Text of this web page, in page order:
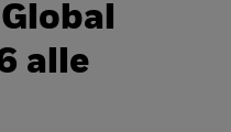
alle